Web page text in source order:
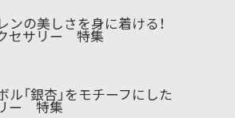
ンの美しさを身に着ける！
セサリー 特集
ル「銀杏」をモチーフにした
ー 特集